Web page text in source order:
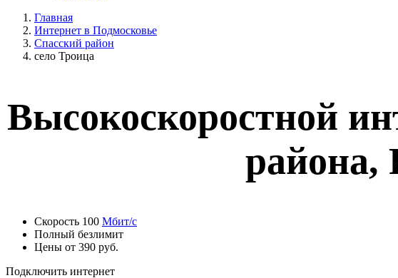
Главная
Интернет в Подмосковье
Спасский район
село Троица
Высокоскоростной
района,
Скорость 100 Мбит/с
Полный безлимит
Цены от 390 руб.
Подключить интернет